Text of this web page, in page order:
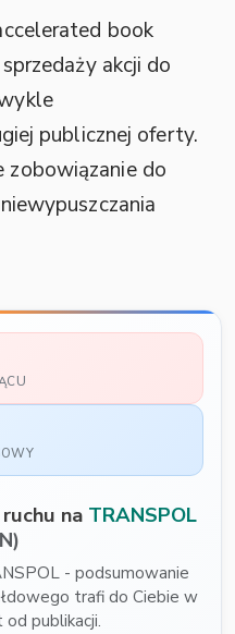
book
akcji do
publicznej oferty.
zobowiązanie do
na TRANSPOL
- podsumowanie
trafi do Ciebie w
od publikacji.